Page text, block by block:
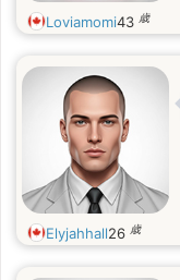
Loviamomi43 歳
Elyjahhall26 歳